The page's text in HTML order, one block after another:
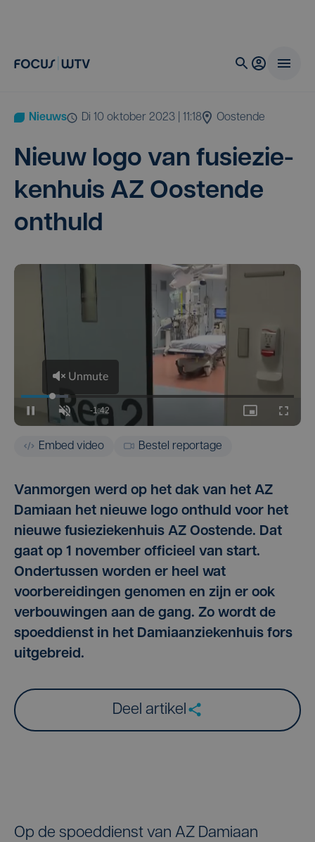
Nieuws di 10 oktober 2023 | 11:18 Oostende
Nieuw logo van fusie­zie­
ken­huis AZ Oos­ten­de
onthuld
Embed video Bestel reportage
Vanmorgen werd op het dak van het AZ
Damiaan het nieuwe logo onthuld voor het
nieuwe fusieziekenhuis AZ Oostende. Dat
gaat op 1 november officieel van start.
Ondertussen worden er heel wat
voorbereidingen genomen en zijn er ook
verbouwingen aan de gang. Zo wordt de
spoeddienst in het Damiaanziekenhuis fors
uitgebreid.
Deel artikel
Op de spoeddienst van AZ Damiaan